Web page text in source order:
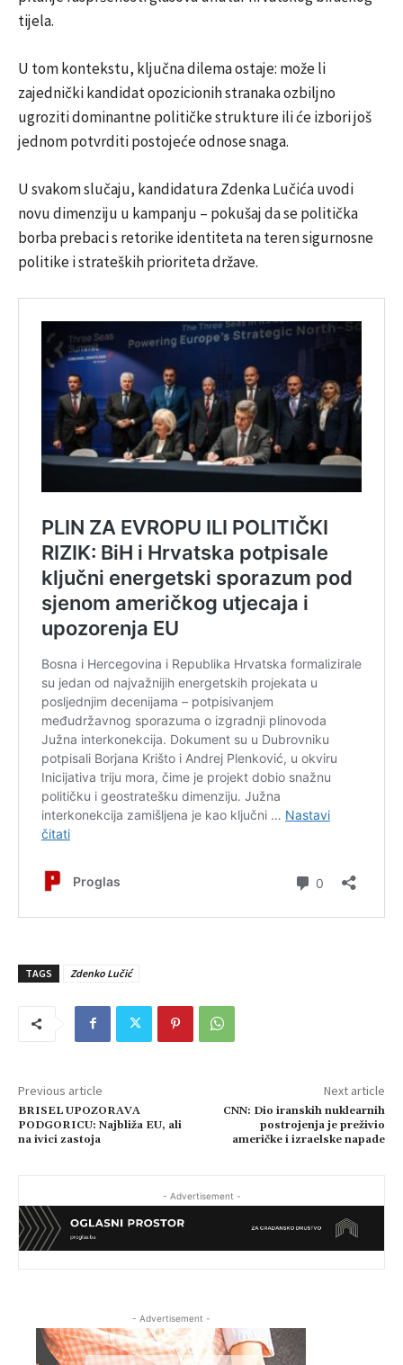
tijela.
U tom kontekstu, ključna dilema ostaje: može li
zajednički kandidat opozicionih stranaka ozbiljno
ugroziti dominantne političke strukture ili će izbori još
jednom potvrditi postojeće odnose snaga.
U svakom slučaju, kandidatura Zdenka Lučića uvodi
novu dimenziju u kampanju – pokušaj da se politička
borba prebaci s retorike identiteta na teren sigurnosne
politike i strateških prioriteta države.
TAGS Zdenko Lučić
Previous article
BRISEL UPOZORAVA
PODGORICU: Najbliža EU, ali
na ivici zastoja
Next article
CNN: Dio iranskih nuklearnih
postrojenja je preživio
američke i izraelske napade
- Advertisement -
- Advertisement -